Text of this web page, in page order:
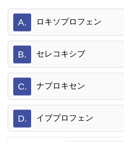
A. ロキソプロフェン
B. セレコキシブ
C. ナプロキセン
D. イブプロフェン